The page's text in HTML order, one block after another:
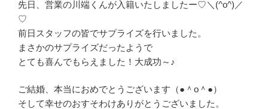
先日、営業の川端くんが入籍いたしましたー♡＼(^o^)／
♡
前日スタッフの皆でサプライズを行いました。
まさかのサプライズだったようで
とても喜んでもらえました！大成功～♪
ご結婚、本当におめでとうございます（●＾o＾●）
そして幸せのおすそわけありがとうございました。